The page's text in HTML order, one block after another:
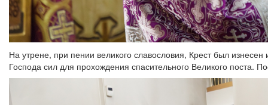
На утрене, при пении великого славословия, Крест был
Господа сил для прохождения спасительного Великого